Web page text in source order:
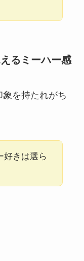
るミーハー感
を持たれがち
好きは選ら